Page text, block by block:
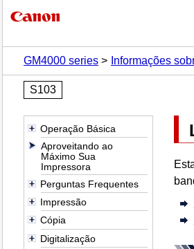
GM4000 series
Informações
S103
Operação Básica
Aproveitando ao
Máximo Sua
Impressora
Perguntas Frequentes
Impressão
Cópia
Digitalização